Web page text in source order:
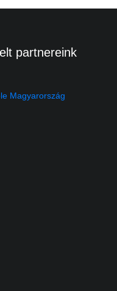
partnereink